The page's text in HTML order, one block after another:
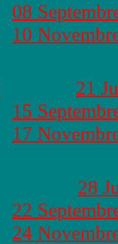
08
10
21
15
17
28
22
24